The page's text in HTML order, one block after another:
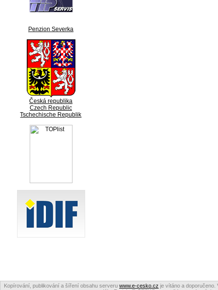
Penzion Severka
Česká republika
Czech Republic
Tschechische Republik
Kopírování, publikování a šíření obsahu serveru www.e-cesko.cz je vítáno a doporučeno.